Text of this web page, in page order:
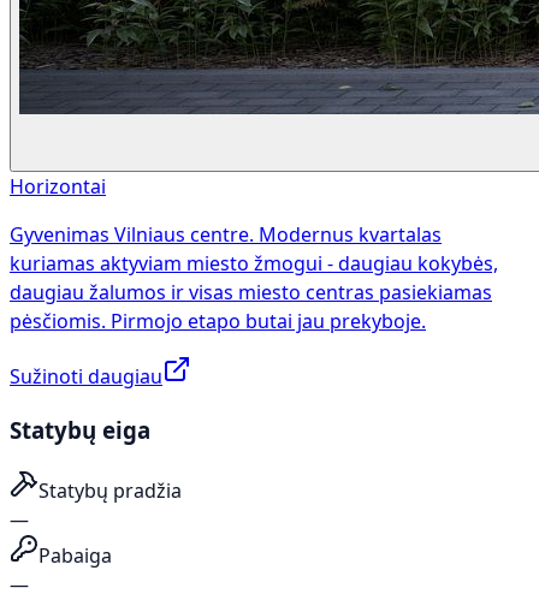
Horizontai
Gyvenimas Vilniaus centre. Modernus kvartalas
kuriamas aktyviam miesto žmogui - daugiau kokybės,
daugiau žalumos ir visas miesto centras pasiekiamas
pėsčiomis. Pirmojo etapo butai jau prekyboje.
Sužinoti daugiau
Statybų eiga
Statybų pradžia
—
Pabaiga
—